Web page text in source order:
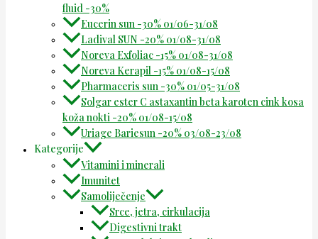
fluid -30%
Eucerin sun -30% 01/06-31/08
Ladival SUN -20% 01/08-31/08
Noreva Exfoliac -15% 01/08-31/08
Noreva Kerapil -15% 01/08-15/08
Pharmaceris sun -30% 01/05-31/08
Solgar ester C astaxantin beta karoten cink kosa
koža nokti -20% 01/08-15/08
Uriage Bariesun -20% 03/08-23/08
Kategorije
Vitamini i minerali
Imunitet
Samoliječenje
Srce, jetra, cirkulacija
Digestivni trakt